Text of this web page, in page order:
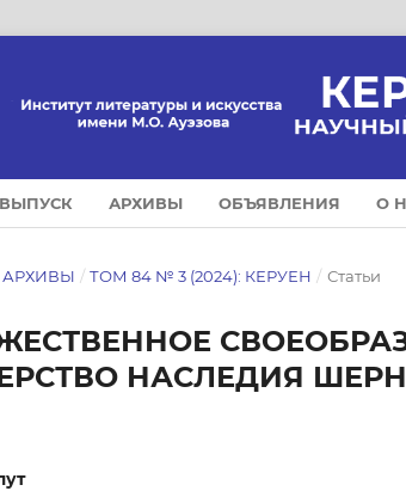
АРХИВЫ ОБЪЯВЛЕНИЯ О
АРХИВЫ / ТОМ 84 № 3 (2024): КЕРУЕН / Статьи
НАСЛЕДИЯ